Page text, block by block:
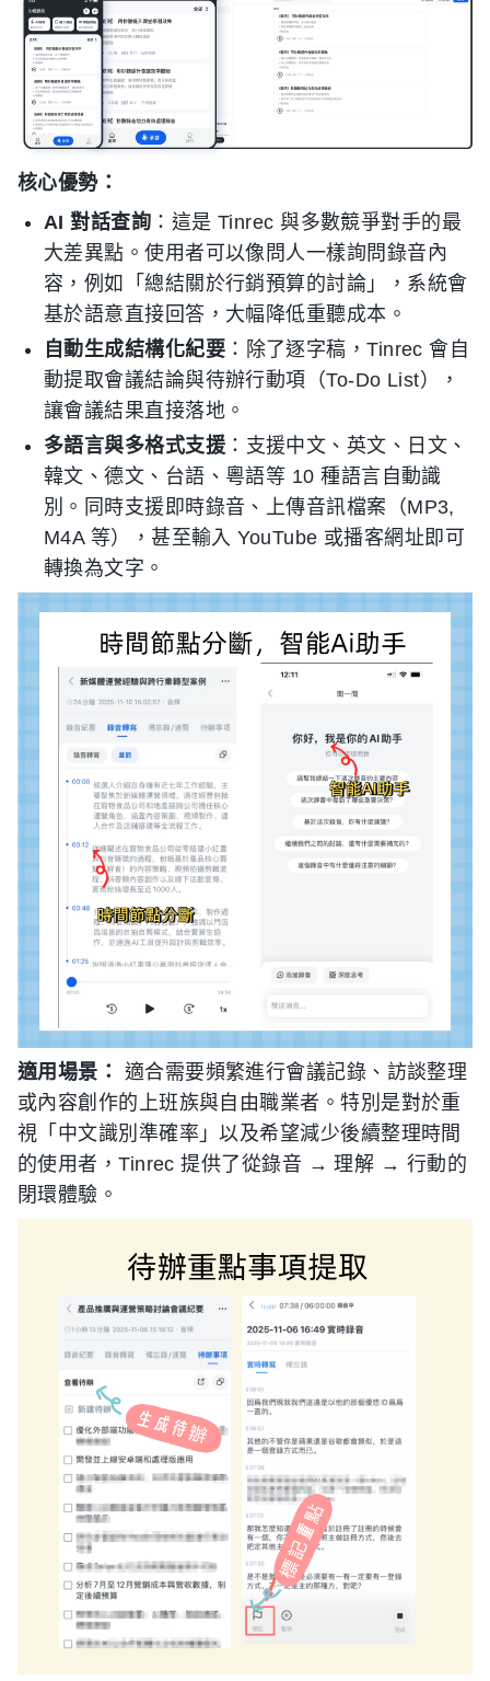
核心優勢：
AI 對話查詢 ：這是 Tinrec 與多數競爭對手的最
大差異點。使用者可以像問人一樣詢問錄音內
容，例如「總結關於行銷預算的討論」，系統會
基於語意直接回答，大幅降低重聽成本。
自動生成結構化紀要 ：除了逐字稿，Tinrec 會自
動提取會議結論與待辦行動項（To-Do List），
讓會議結果直接落地。
多語言與多格式支援 ：支援中文、英文、日文、
韓文、德文、台語、粵語等 10 種語言自動識
別。同時支援即時錄音、上傳音訊檔案（MP3,
M4A 等），甚至輸入 YouTube 或播客網址即可
轉換為文字。
適用場景：
適合需要頻繁進行會議記錄、訪談整理
或內容創作的上班族與自由職業者。特別是對於重
視「中文識別準確率」以及希望減少後續整理時間
的使用者，Tinrec 提供了從錄音 → 理解 → 行動的
閉環體驗。